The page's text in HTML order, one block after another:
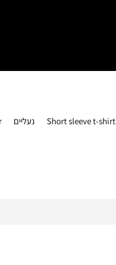
נעליים Short sleeve t-shirt